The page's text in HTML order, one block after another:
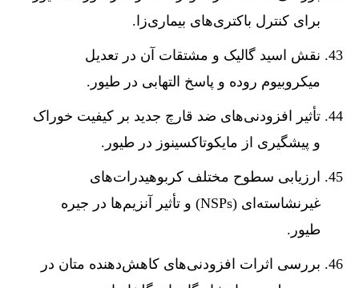
برای کنترل باکتری‌های بیماری‌زا.
نقش اسید گالیک و مشتقات آن در تعدیل
میکروبیوم روده و پاسخ التهابی در طیور.
تأثیر افزودنی‌های ضد قارچ جدید بر کیفیت خوراک
و پیشگیری از مایکوتاکسینوز در طیور.
ارزیابی سطوح مختلف کربوهیدرات‌های
غیرنشاسته‌ای (NSPs) و تأثیر آنزیم‌ها در جیره
طیور.
بررسی اثرات افزودنی‌های کاهش‌دهنده متان در